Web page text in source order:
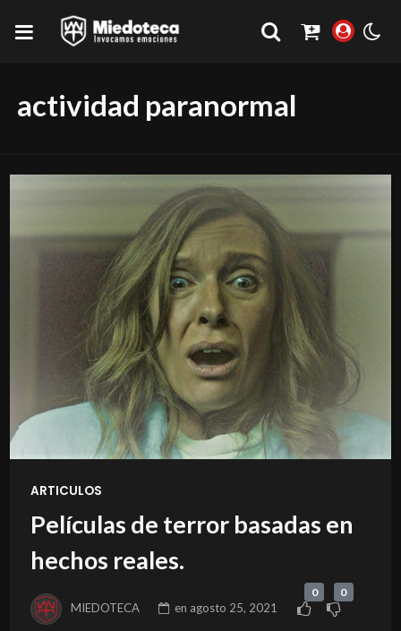
actividad paranormal
ARTICULOS
Películas de terror basadas en
hechos reales.
MIEDOTECA en agosto 25, 2021
0 0